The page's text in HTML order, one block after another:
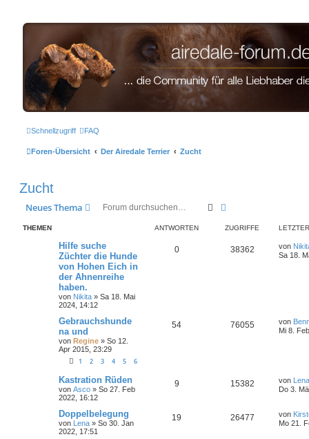
airedale-forum.de
Schnellzugriff FAQ
Foren-Übersicht Der Airedale Terrier Zucht
Zucht
Neues Thema Suche
THEMEN ANTWORTEN ZUGRIFFE
Hilfe suche
Züchter die Hunde
von Hohen Eich in
der Ahnenreihe
haben.
von Nikita » Sa 18. Mai
2024, 14:12
0 38362 von
Sa 18.
Gebrauchshunde
na und
von Regine » So 12.
Apr 2015, 23:29
1 2 3 4 5 6
54 76055 von
Mi 8.
Kastration Rüden
von Asco » So 27. Feb
2022, 16:12
9 15382 von Lena
Do 3.
Doppelbelegung
von Lena » So 30. Jan
2022, 17:51
19 26477 von
Mo 21.